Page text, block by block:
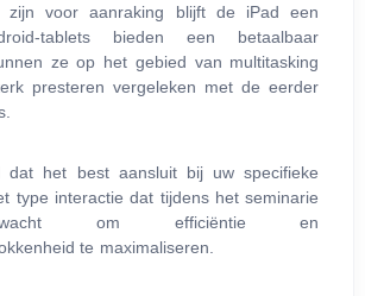
zijn voor aanraking blijft de iPad een
tablets bieden een betaalbaar
ze op het gebied van multitasking
presteren vergeleken met de eerder
dat het best aansluit bij uw specifieke
type interactie dat tijdens het seminarie
om efficiëntie en
te maximaliseren.